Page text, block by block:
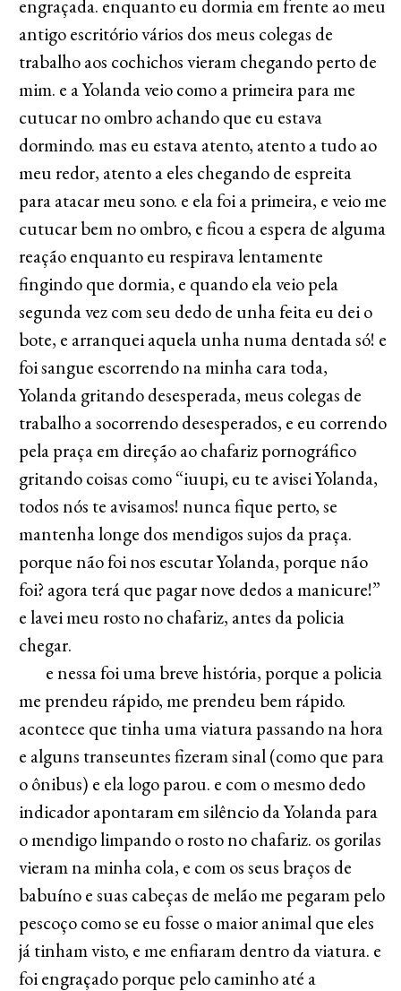
engraçada. enquanto eu dormia em frente ao meu
antigo escritório vários dos meus colegas de
trabalho aos cochichos vieram chegando perto de
mim. e a Yolanda veio como a primeira para me
cutucar no ombro achando que eu estava
dormindo. mas eu estava atento, atento a tudo ao
meu redor, atento a eles chegando de espreita
para atacar meu sono. e ela foi a primeira, e veio me
cutucar bem no ombro, e ficou a espera de alguma
reação enquanto eu respirava lentamente
fingindo que dormia, e quando ela veio pela
segunda vez com seu dedo de unha feita eu dei o
bote, e arranquei aquela unha numa dentada só! e
foi sangue escorrendo na minha cara toda,
Yolanda gritando desesperada, meus colegas de
trabalho a socorrendo desesperados, e eu correndo
pela praça em direção ao chafariz pornográfico
gritando coisas como “iuupi, eu te avisei Yolanda,
todos nós te avisamos! nunca fique perto, se
mantenha longe dos mendigos sujos da praça.
porque não foi nos escutar Yolanda, porque não
foi? agora terá que pagar nove dedos a manicure!”
e lavei meu rosto no chafariz, antes da policia
chegar.
e nessa foi uma breve história, porque a policia
me prendeu rápido, me prendeu bem rápido.
acontece que tinha uma viatura passando na hora
e alguns transeuntes fizeram sinal (como que para
o ônibus) e ela logo parou. e com o mesmo dedo
indicador apontaram em silêncio da Yolanda para
o mendigo limpando o rosto no chafariz. os gorilas
vieram na minha cola, e com os seus braços de
babuíno e suas cabeças de melão me pegaram pelo
pescoço como se eu fosse o maior animal que eles
já tinham visto, e me enfiaram dentro da viatura. e
foi engraçado porque pelo caminho até a